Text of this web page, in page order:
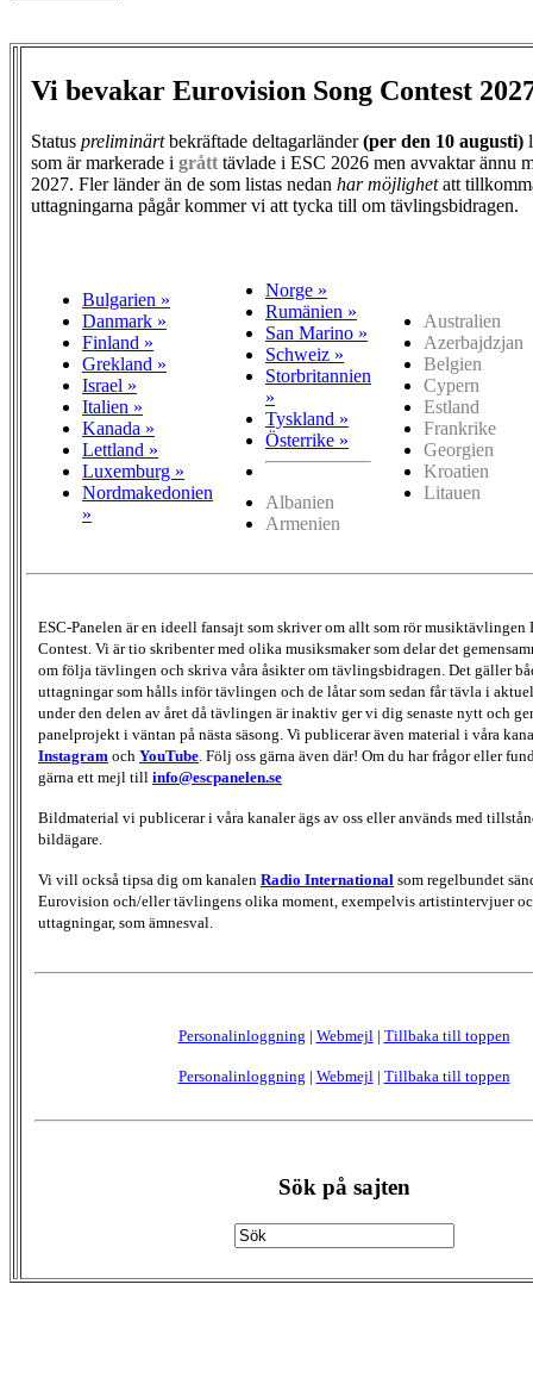
Vi bevakar Eurovision Song Contest
Status preliminärtbekräftade deltagarländer(per den 10 augusti)
som är markerade i grått tävlade i ESC 2026 men avvaktar ännu
2027. Fler länder än de som listas nedan har möjlighetatt
uttagningarna pågår kommer vi att tycka till om tävlingsbidragen.
Bulgarien »
Danmark »
Finland »
Grekland »
Israel »
Italien »
Kanada »
Lettland »
Luxemburg »
Nordmakedonien
»
Norge »
Rumänien »
San Marino »
Schweiz »
Storbritannien
»
Tyskland »
Österrike »
Albanien
Armenien
Australien
Azerbajdzjan
Belgien
Cypern
Estland
Frankrike
Georgien
Kroatien
Litauen
ESC-Panelen är en ideell fansajt som skriver om allt som rör musiktävlingen
Contest. Vi är tio skribenter med olika musiksmaker som delar det
om följa tävlingen och skriva våra åsikter om tävlingsbidragen. Det gäller
uttagningar som hålls inför tävlingen och de låtar som sedan får tävla i
under den delen av året då tävlingen är inaktiv ger vi dig senaste nytt och
panelprojekt i väntan på nästa säsong. Vi publicerar även material i våra
Instagram och YouTube . Följ oss gärna även där! Om du har frågor eller
gärna ett mejl till info@escpanelen.se
Bildmaterial vi publicerar i våra kanaler ägs av oss eller används med
bildägare.
Vi vill också tipsa dig om kanalen Radio International som regelbundet
Eurovision och/eller tävlingens olika moment, exempelvis artistintervjuer
uttagningar, som ämnesval.
Personalinloggning | Webmejl | Tillbaka till toppen
Personalinloggning | Webmejl | Tillbaka till toppen
Sök på sajten